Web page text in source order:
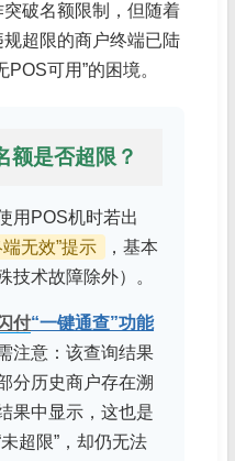
破名额限制，但随着
超限的商户终端已陆
可用”的困境。
额是否超限？
用POS机时若出
端无效”提示
，基本
技术故障除外）。
付“一键通查”功能
注意：该查询结果
历史商户存在溯
果中显示，这也是
超限”，却仍无法